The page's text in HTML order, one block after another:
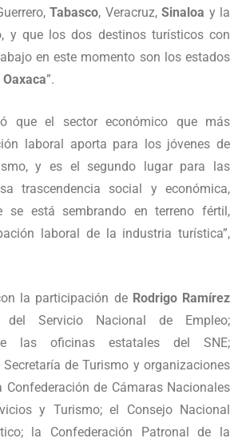
Tabasco, Veracruz,Sinaloa y la
y que los dos destinos turísticos con
en este momento son los estados
”.
que el sector económico que más
laboral aporta para los jóvenes de
y es el segundo lugar para las
trascendencia social y económica,
se está sembrando en terreno fértil,
laboral de la industria turística”,
la participación de Rodrigo Ramírez
Servicio Nacional de Empleo;
las oficinas estatales del SNE;
de Turismo y organizaciones
de Cámaras Nacionales
y Turismo; el Consejo Nacional
la Confederación Patronal de la